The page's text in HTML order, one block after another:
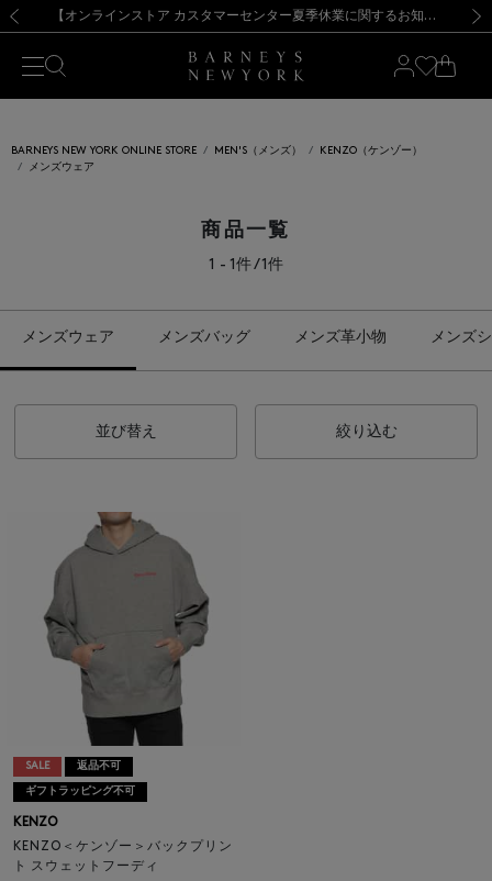
新規登録のお客様も対象！＜MY BARNEYS＞会員のお客様は11,000円（税込）以上のお買上げで常時送料無料！お買い物の際は会員登録を！
【夏季休業に伴う出荷一時停止のお知らせ】(2026.8.7) 【オンラインストア カスタマーセンター夏季休業に関するお知らせ】（2026.8.7）
【夏季休業に伴う返品・交換承り一時停止のお知らせ】（2026.8.5）
熊本県を中心とした地震の影響によるお荷物のお届けについて
【開催中】SUMMER SALEのご案内・ご注意事項 新規登録のお客様も対象！＜MY BARNEYS＞会員のお客様は11,000円（税込）以上のお買上げで常時送料無料！お買い物の際は会員登録を！
【夏季休業に伴う出荷一時停止のお知らせ】(2026.8.7)
BARNEYS NEW YORK ONLINE STORE MEN'S（メンズ）
KENZO（ケンゾー）
メンズウェア
商品一覧
1 - 1件 / 1件
メンズウェア メンズバッグ メンズ革小物 メンズ
並び替え 絞り込む
SALE 返品不可
ギフトラッピング不可
KENZO
KENZO＜ケンゾー＞バックプリン
ト スウェットフーディ